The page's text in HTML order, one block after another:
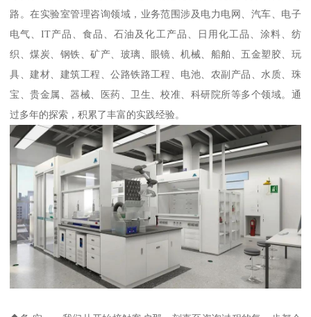
路。在实验室管理咨询领域，业务范围涉及电力电网、汽车、电子
电气、IT产品、食品、石油及化工产品、日用化工品、涂料、纺
织、煤炭、钢铁、矿产、玻璃、眼镜、机械、船舶、五金塑胶、玩
具、建材、建筑工程、公路铁路工程、电池、农副产品、水质、珠
宝、贵金属、器械、医药、卫生、校准、科研院所等多个领域。通
过多年的探索，积累了丰富的实践经验。